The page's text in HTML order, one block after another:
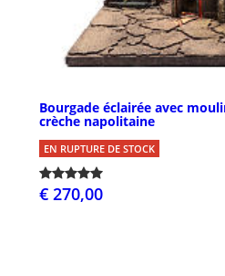
Bourgade éclairée avec
crèche napolitaine
EN RUPTURE DE STOCK
€ 270,00